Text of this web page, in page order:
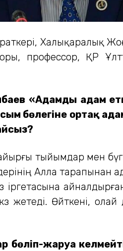
Халықаралық
профессор, ҚР
«Адамды адам
бөлегіне ортақ
тыйымдар мен
Алла
іргетасына
жетеді. Өйткені,
бөліп-жаруға